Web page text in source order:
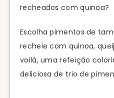
recheados com quinoa?
Escolha pimentos de
recheie com quinoa,
voilá, uma refeição
deliciosa de trio de